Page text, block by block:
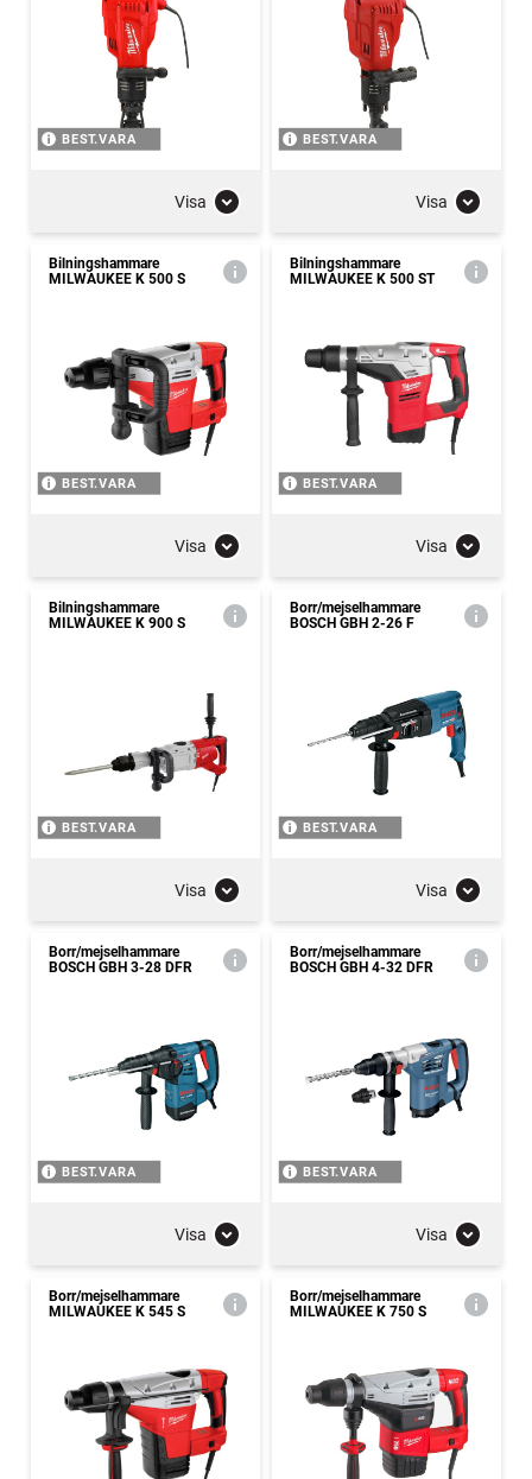
BEST.VARA
Visa
BEST.VARA
Visa
Bilningshammare
MILWAUKEE K 500 S
BEST.VARA
Visa
Bilningshammare
MILWAUKEE K 500 ST
BEST.VARA
Visa
Bilningshammare
MILWAUKEE K 900 S
BEST.VARA
Visa
Borr/mejselhammare
BOSCH GBH 2-26 F
BEST.VARA
Visa
Borr/mejselhammare
BOSCH GBH 3-28 DFR
BEST.VARA
Visa
Borr/mejselhammare
BOSCH GBH 4-32 DFR
BEST.VARA
Visa
Borr/mejselhammare
MILWAUKEE K 545 S
Borr/mejselhammare
MILWAUKEE K 750 S